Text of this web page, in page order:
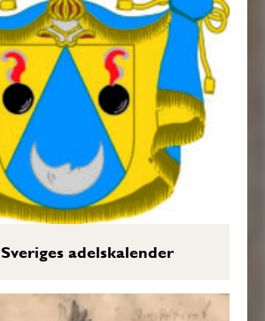
Sveriges adelskalender